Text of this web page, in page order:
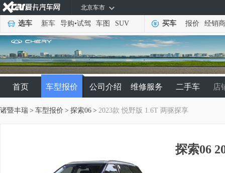
北京车市
选车 新车 导购•试驾 车图 SUV 买车 报价 经销商
首页 车型报价 公司介绍 维修服务 二手车 店
诸暨丰瑞 > 车型报价 > 探索06 > 2023款 悦野版 1.6T 两驱探享
探索06